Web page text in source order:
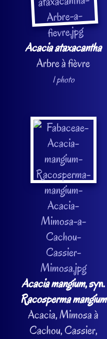
Acacia ataxacantha
Arbre à fièvre
1 photo
Acacia mangium, syn.
Racosperma mangium
Acacia, Mimosa à
Cachou, Cassier,